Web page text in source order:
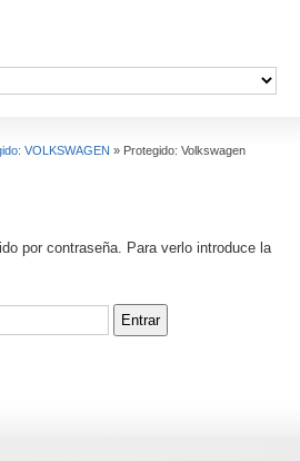
VOLKSWAGEN » Protegido: Volkswagen
por contraseña. Para verlo introduce la